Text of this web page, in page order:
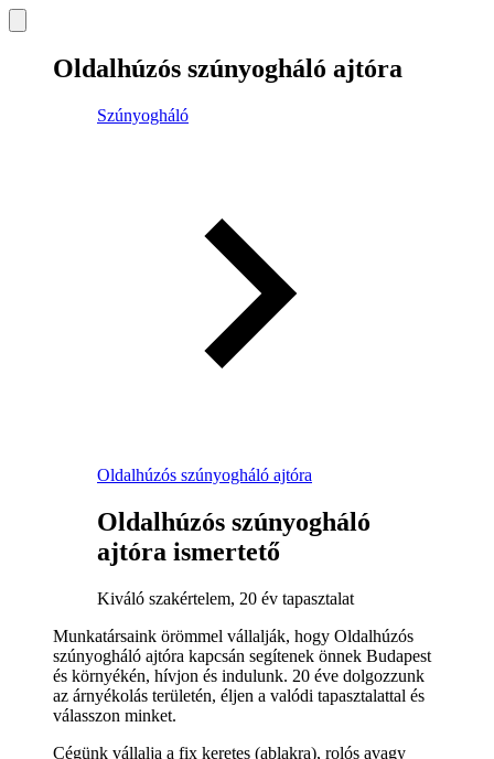
Oldalhúzós szúnyogháló ajtóra
Szúnyogháló
Oldalhúzós szúnyogháló ajtóra
Oldalhúzós szúnyogháló
ajtóra ismertető
Kiváló szakértelem, 20 év tapasztalat
Munkatársaink örömmel vállalják, hogy Oldalhúzós
szúnyogháló ajtóra kapcsán segítenek önnek Budapest
és környékén, hívjon és indulunk. 20 éve dolgozzunk
az árnyékolás területén, éljen a valódi tapasztalattal és
válasszon minket.
Cégünk vállalja a fix keretes (ablakra), rolós avagy